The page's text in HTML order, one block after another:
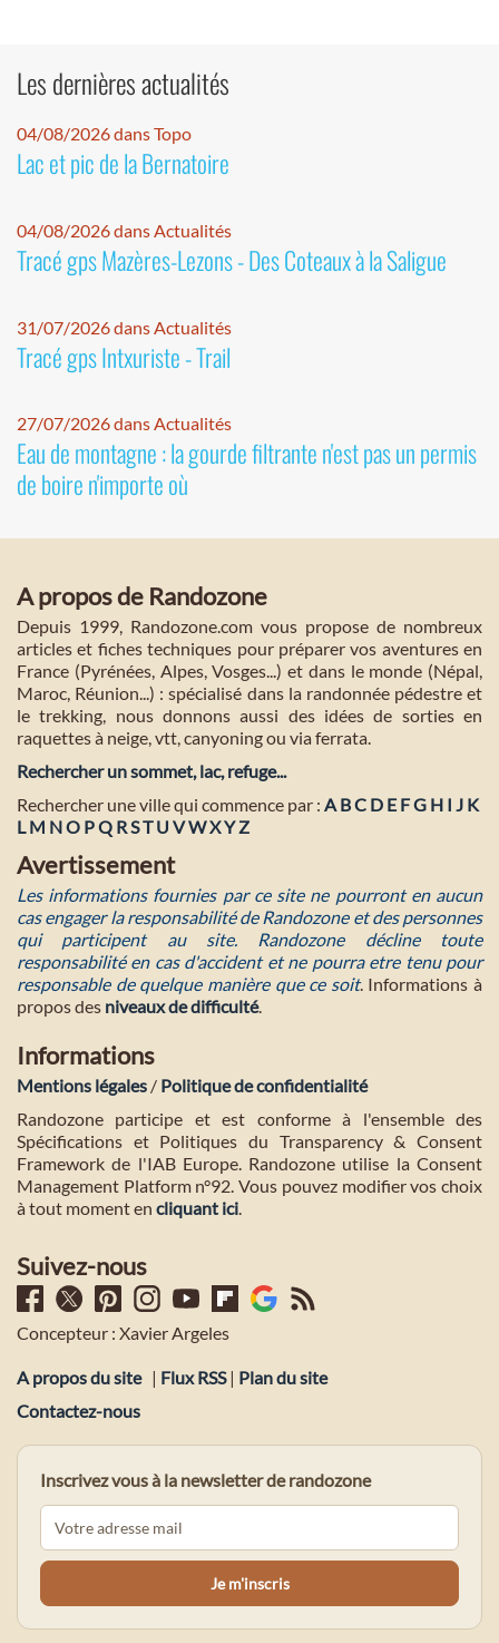
Les dernières actualités
04/08/2026 dans Topo
Lac et pic de la Bernatoire
04/08/2026 dans Actualités
Tracé gps Mazères-Lezons - Des Coteaux à la Saligue
31/07/2026 dans Actualités
Tracé gps Intxuriste - Trail
27/07/2026 dans Actualités
Eau de montagne : la gourde filtrante n'est pas un permis
de boire n'importe où
A propos de Randozone
Depuis 1999, Randozone.com vous propose de nombreux
articles et fiches techniques pour préparer vos aventures en
France (Pyrénées, Alpes, Vosges...) et dans le monde (Népal,
Maroc, Réunion...) : spécialisé dans la randonnée pédestre et
le trekking, nous donnons aussi des idées de sorties en
raquettes à neige, vtt, canyoning ou via ferrata.
Rechercher un sommet, lac, refuge...
Rechercher une ville qui commence par : A BC D E FG H I J K
L M NO PQ RST U VWXYZ
Avertissement
Les informations fournies par ce site ne pourront en aucun
cas engager la responsabilité de Randozone et des personnes
qui participent au site. Randozone décline toute
responsabilité en cas d'accident et ne pourra etre tenu pour
responsable de quelque manière que ce soit. Informations à
propos des niveaux de difficulté.
Informations
Mentions légales / Politique de confidentialité
Randozone participe et est conforme à l'ensemble des
Spécifications et Politiques du Transparency & Consent
Framework de l'IAB Europe. Randozone utilise la Consent
Management Platform n°92. Vous pouvez modifier vos choix
à tout moment en cliquant ici.
Suivez-nous
Concepteur : Xavier Argeles
A propos du site | Flux RSS| Plan du site
Contactez-nous
Inscrivez vous à la newsletter de randozone